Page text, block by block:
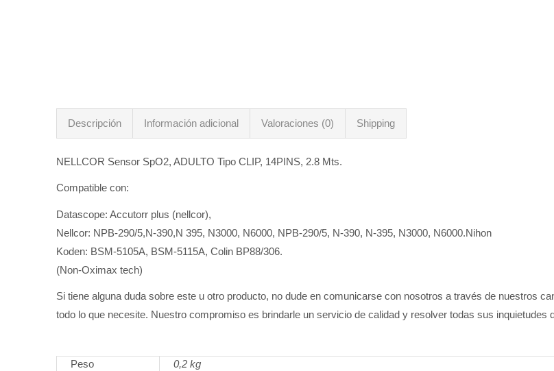
Descripción Información adicional Valoraciones (0) Shipping
NELLCOR Sensor SpO2, ADULTO Tipo CLIP, 14PINS, 2.8 Mts.
Compatible con:
Datascope: Accutorr plus (nellcor),
Nellcor: NPB-290/5,N-390,N 395, N3000, N6000, NPB-290/5, N-390, N-395, N3000, N6000.Nihon
Koden: BSM-5105A, BSM-5115A, Colin BP88/306.
(Non-Oximax tech)
Si tiene alguna duda sobre este u otro producto, no dude en comunicarse con nosotros a través de nuestros
todo lo que necesite. Nuestro compromiso es brindarle un servicio de calidad y resolver todas sus inquietudes
Peso
0,2 kg